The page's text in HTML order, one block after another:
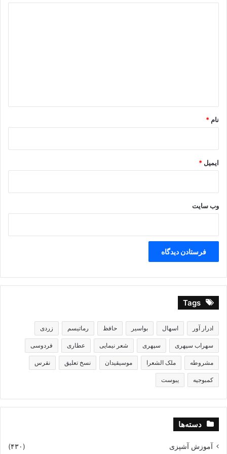
نام *
ایمیل *
وب‌ سایت
Tags
ادرار آور اسهال بواسیر حافظ رماتیسم زردی
سهراب سپهری سپهری شعر نیمایی عطاری فردوسی
مشروطه ملک الشعرا موسیقیدان نسخ تعلیق نقرس
کمبوجیه یبوست
دسته‌ها
آموزش آشپزی (۴۳۰)